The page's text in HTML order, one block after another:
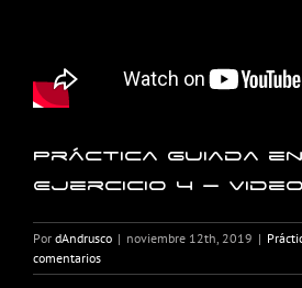
Práctica guiada
Ejercicio 4 –
Por dAndrusco | noviembre 12th, 2019 |
comentarios